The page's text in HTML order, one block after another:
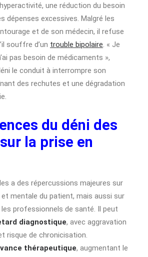
une réduction du besoin
dépenses excessives. Malgré les
et de son médecin, il refuse
souffre d’un trouble bipolaire . « Je
pas besoin de médicaments »,
le conduit à interrompre son
des rechutes et une dégradation
du déni des
la prise en
a des répercussions majeures sur
mentale du patient, mais aussi sur
professionnels de santé. Il peut
diagnostique, avec aggravation
risque de chronicisation.
thérapeutique, augmentant le